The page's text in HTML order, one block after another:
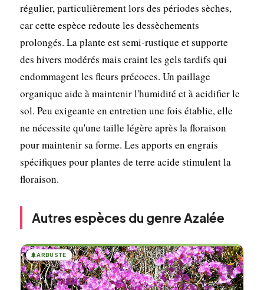
régulier, particulièrement lors des périodes sèches,
car cette espèce redoute les dessèchements
prolongés. La plante est semi-rustique et supporte
des hivers modérés mais craint les gels tardifs qui
endommagent les fleurs précoces. Un paillage
organique aide à maintenir l'humidité et à acidifier le
sol. Peu exigeante en entretien une fois établie, elle
ne nécessite qu'une taille légère après la floraison
pour maintenir sa forme. Les apports en engrais
spécifiques pour plantes de terre acide stimulent la
floraison.
Autres espèces du genre Azalée
🌲ARBUSTE